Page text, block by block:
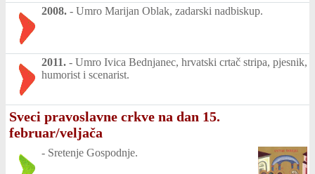
2008. - Umro Marijan Oblak, zadarski nadbiskup.
2011. - Umro Ivica Bednjanec, hrvatski crtač stripa, pjesnik,
humorist i scenarist.
Sveci pravoslavne crkve na dan 15.
februar/veljača
- Sretenje Gospodnje.